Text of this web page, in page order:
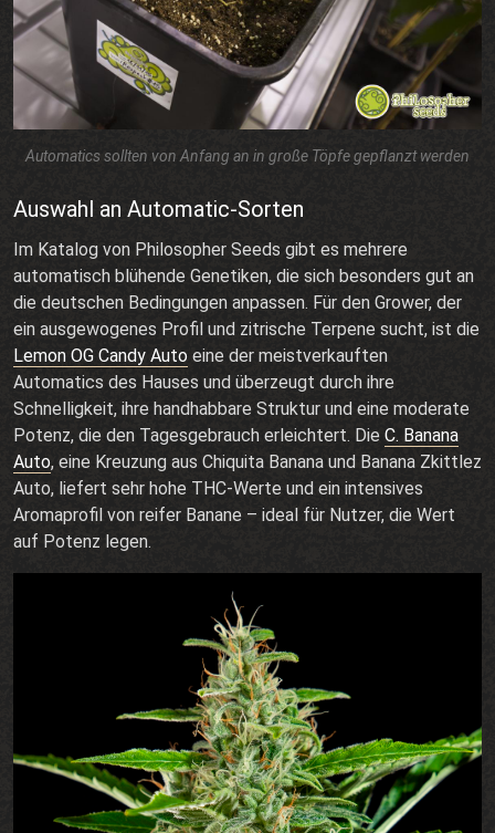
Automatics sollten von Anfang an in große Töpfe gepflanzt werden
Auswahl an Automatic-Sorten
Im Katalog von Philosopher Seeds gibt es mehrere
automatisch blühende Genetiken, die sich besonders gut an
die deutschen Bedingungen anpassen. Für den Grower, der
ein ausgewogenes Profil und zitrische Terpene sucht, ist die
Lemon OG Candy Auto eine der meistverkauften
Automatics des Hauses und überzeugt durch ihre
Schnelligkeit, ihre handhabbare Struktur und eine moderate
Potenz, die den Tagesgebrauch erleichtert. Die C. Banana
Auto, eine Kreuzung aus Chiquita Banana und Banana Zkittlez
Auto, liefert sehr hohe THC-Werte und ein intensives
Aromaprofil von reifer Banane – ideal für Nutzer, die Wert
auf Potenz legen.